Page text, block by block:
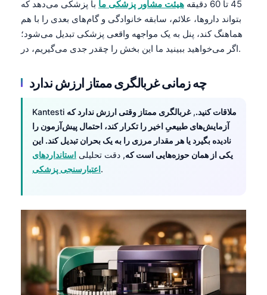
45 تا 60 دقیقه
هیئت مشاور پزشکی ما با پزشکی می‌دهد که
بتواند داروها، علائم، سابقه خانوادگی و گام‌های بعدی را با هم
هماهنگ کند، پنل به یک مواجهه واقعی پزشکی تبدیل می‌شود؛
اگر می‌خواهید ببینید ما این بخش را چقدر جدی می‌گیریم، در.
چه زمانی غربالگری ممتاز ارزش ندارد
Kantesti ملاقات کنید.,غربالگری ممتاز وقتی ارزش ندارد که
آزمایش‌های طبیعیِ اخیر را تکرار کند، احتمال پیش‌آزمون را
نادیده بگیرد یا هر مقدار مرزی را به یک بحران تبدیل کند. این
یکی از همان حوزه‌هایی است که, دقت تحلیلی استانداردهای
اعتبارسنجی پزشکی.
Occitan
العربية المغربية
Afrikaans
Basa Jawa
Cebuano
ئۇيغۇرچە
Кыргызча
Беларуская мова
Frysk
Ślōnskŏ gŏdka